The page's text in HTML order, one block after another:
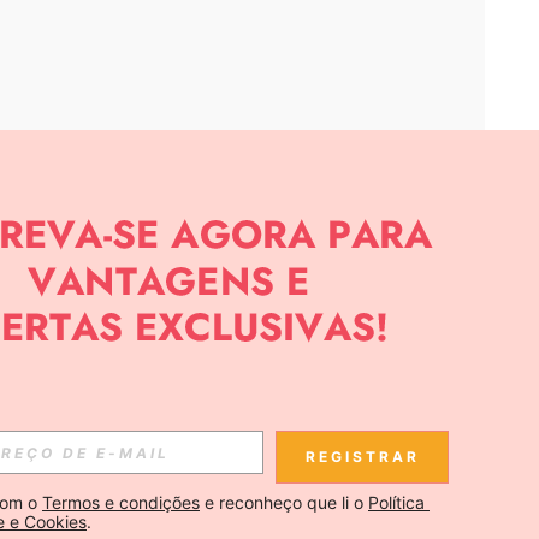
APP
SOBRE SHEIN.
REGISTRAR
o Termos e condições e reconheço que li o Política
e Cookies.